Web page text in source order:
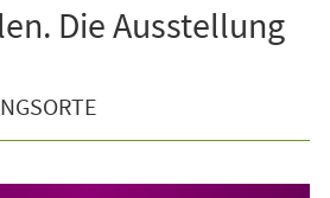
Die Ausstellung